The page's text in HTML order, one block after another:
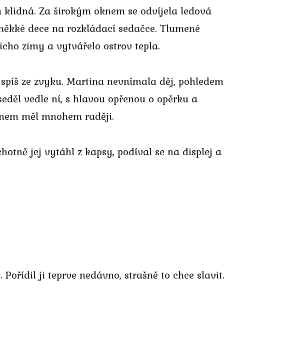
Za širokým oknem se odvíjela ledová
dece na rozkládací sedačce. Tlumené
zimy a vytvářelo ostrov tepla.
ze zvyku. Martina nevnímala děj, pohledem
vedle ní, s hlavou opřenou o opěrku a
měl mnohem raději.
jej vytáhl z kapsy, podíval se na displej a
ji teprve nedávno, strašně to chce slavit.